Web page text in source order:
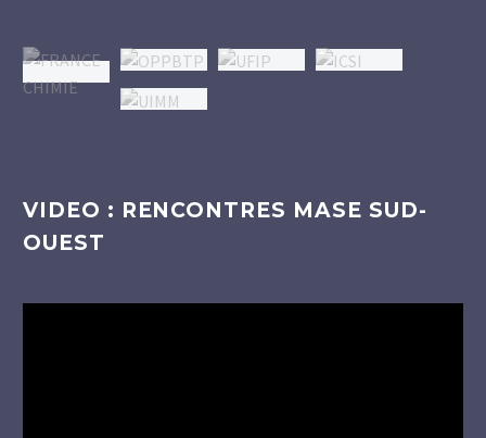
VIDEO : RENCONTRES MASE SUD-
OUEST